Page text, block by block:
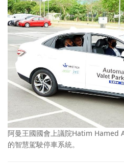
阿曼王國國會上議院Hatim Hamed
的智慧駕駛停車系統。